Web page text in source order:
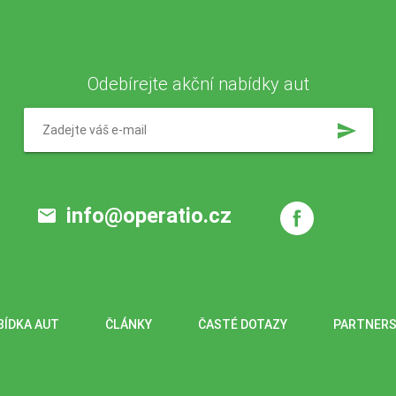
Odebírejte akční nabídky aut
send
email info@operatio.cz
AUT ČLÁNKY ČASTÉ DOTAZY